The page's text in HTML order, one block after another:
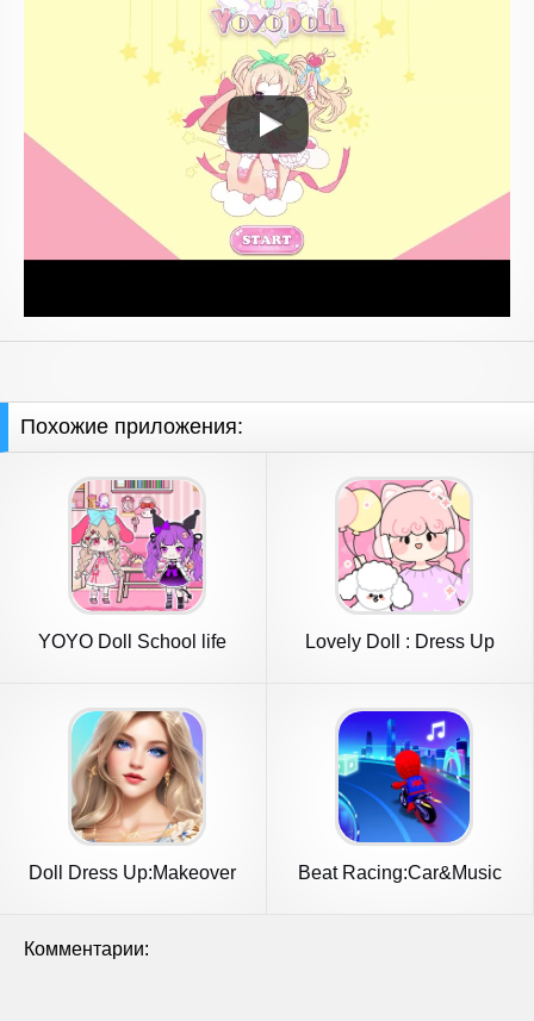
Похожие приложения:
YOYO Doll School life
Lovely Doll : Dress Up
Doll Dress Up:Makeover
Beat Racing:Car&Music
Комментарии: